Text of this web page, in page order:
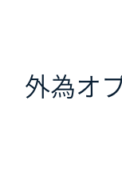
外為オ